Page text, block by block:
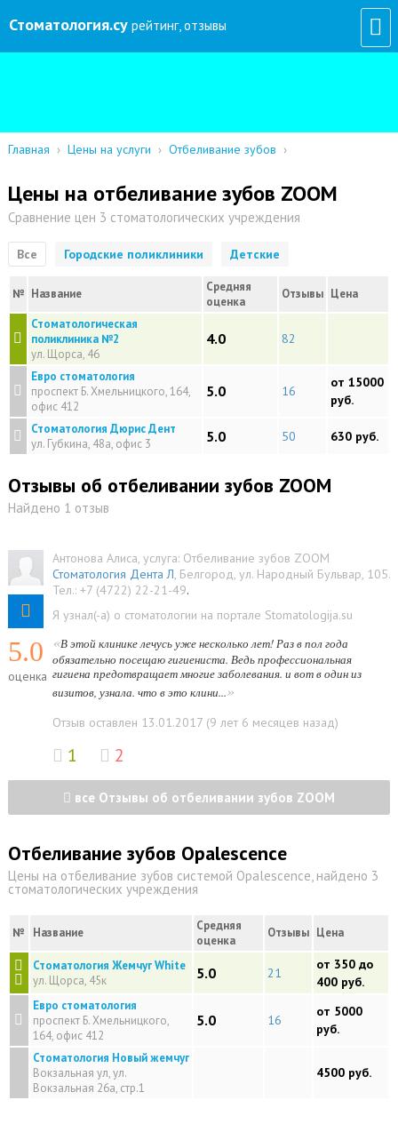
Стоматология.су рейтинг, отзывы
Главная › Цены на услуги › Отбеливание зубов ›
Цены на отбеливание зубов ZOOM
Сравнение цен 3 стоматологических учреждения
Все Городские поликлиники Детские
№ Название
Средняя
оценка
Отзывы Цена
Стоматологическая
поликлиника №2
ул. Щорса, 46
4.0 82
Евро стоматология
проспект Б. Хмельницкого, 164,
офис 412
5.0 16
от 15000
руб.
Стоматология Дюрис Дент
ул. Губкина, 48а, офис 3
5.0 50 630 руб.
Отзывы об отбеливании зубов ZOOM
Найдено 1 отзыв
5.0
оценка
Антонова Алиса, услуга: Отбеливание зубов ZOOM
Стоматология Дента Л, Белгород, ул. Народный Бульвар, 105.
Тел.: +7 (4722) 22-21-49.
Я узнал(-а) о стоматологии на портале Stomatologija.su
«В этой клинике лечусь уже несколько лет! Раз в пол года
обязательно посещаю гигиениста. Ведь профессиональная
гигиена предотвращает многие заболевания. и вот в один из
визитов, узнала. что в это клини...»
Отзыв оставлен 13.01.2017 (9 лет 6 месяцев назад)
1 2
все Отзывы об отбеливании зубов ZOOM
Отбеливание зубов Opalescence
Цены на отбеливание зубов системой Opalescence, найдено 3
стоматологических учреждения
№ Название
Средняя
оценка
Отзывы Цена
Стоматология Жемчуг White
ул. Щорса, 45к
5.0 21
от 350 до
400 руб.
Евро стоматология
проспект Б. Хмельницкого,
164, офис 412
5.0 16
от 5000
руб.
Стоматология Новый жемчуг
Вокзальная ул, ул.
Вокзальная 26а, стр.1
4500 руб.